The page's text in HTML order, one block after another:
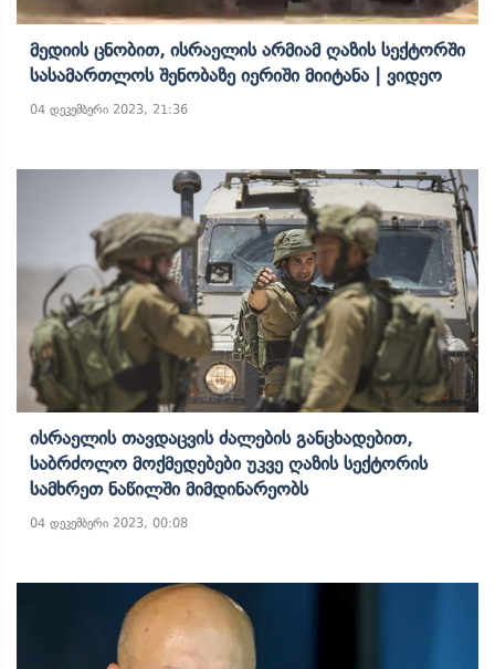
Მედიის Ცნობით, Ისრაელის Არმიამ Ღაზის Სექტორში
Სასამართლოს Შენობაზე Იერიში Მიიტანა | Ვიდეო
04 დეკემბერი 2023, 21:36
Ისრაელის Თავდაცვის Ძალების Განცხადებით,
Საბრძოლო Მოქმედებები Უკვე Ღაზის Სექტორის
Სამხრეთ Ნაწილში Მიმდინარეობს
04 დეკემბერი 2023, 00:08